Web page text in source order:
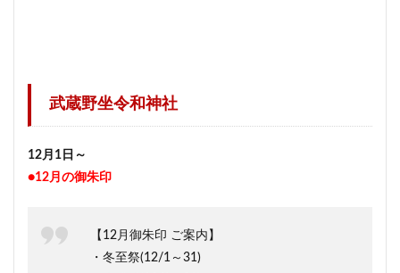
武蔵野坐令和神社
12月1日～
●12月の御朱印
【12月御朱印 ご案内】
・冬至祭(12/1～31)